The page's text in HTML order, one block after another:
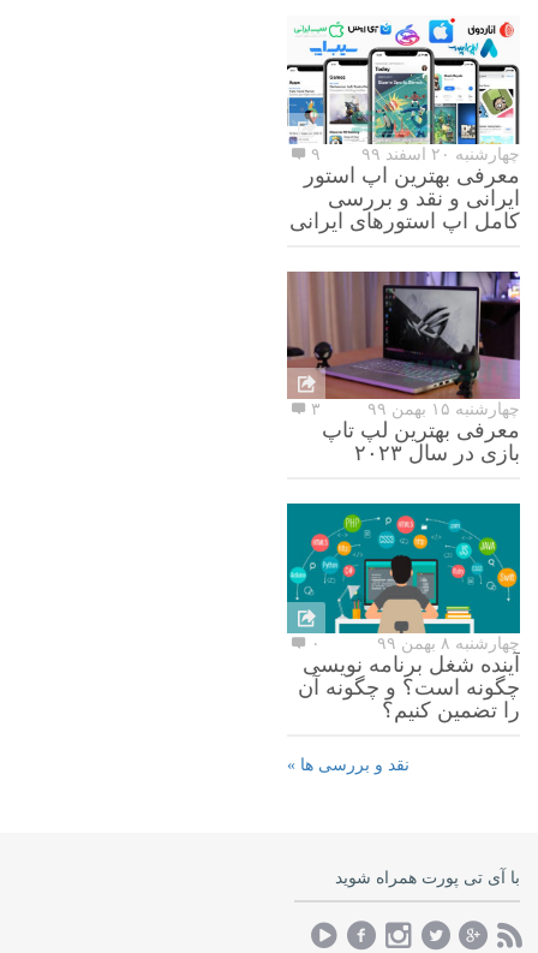
چهارشنبه ۲۰ اسفند ۹۹ ۹
معرفی بهترین اپ استور
ایرانی و نقد و بررسی
کامل اپ استورهای ایرانی
چهارشنبه ۱۵ بهمن ۹۹ ۳
معرفی بهترین لپ تاپ
بازی در سال ۲۰۲۳
چهارشنبه ۸ بهمن ۹۹ ۰
آینده شغل برنامه نویسی
چگونه است؟ و چگونه آن
را تضمین کنیم؟
نقد و بررسی ها »
با آی تی پورت همراه شوید